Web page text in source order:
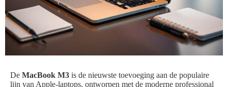
De MacBook M3 is de nieuwste toevoeging aan de populaire
lijn van Apple-laptops, ontworpen met de moderne professional